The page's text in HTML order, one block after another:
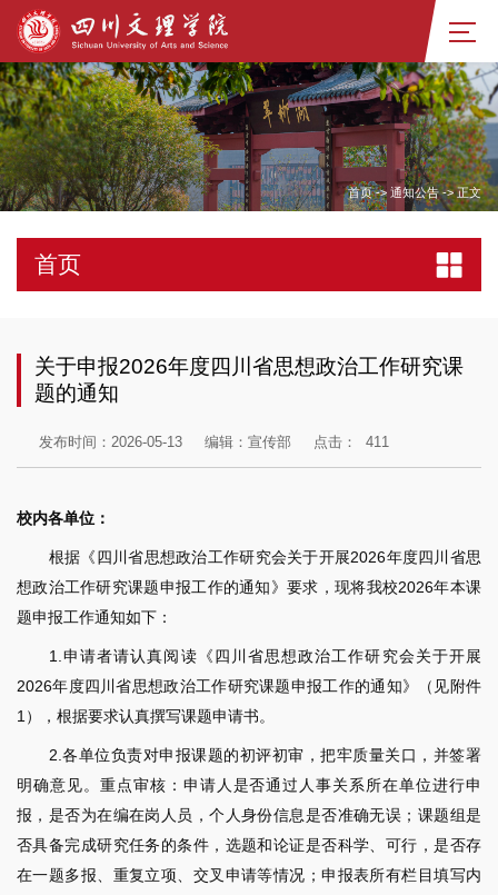
首页-> 通知公告->正文
首页
关于申报2026年度四川省思想政治工作研究课
题的通知
发布时间：2026-05-13 编辑：宣传部 点击： 411
校内各单位：
根据《四川省思想政治工作研究会关于开展2026年度四川省思
想政治工作研究课题申报工作的通知》要求，现将我校2026年本课
题申报工作通知如下：
1.申请者请认真阅读《四川省思想政治工作研究会关于开展
2026年度四川省思想政治工作研究课题申报工作的通知》（见附件
1），根据要求认真撰写课题申请书。
2.各单位负责对申报课题的初评初审，把牢质量关口，并签署
明确意见。重点审核：申请人是否通过人事关系所在单位进行申
报，是否为在编在岗人员，个人身份信息是否准确无误；课题组是
否具备完成研究任务的条件，选题和论证是否科学、可行，是否存
在一题多报、重复立项、交叉申请等情况；申报表所有栏目填写内